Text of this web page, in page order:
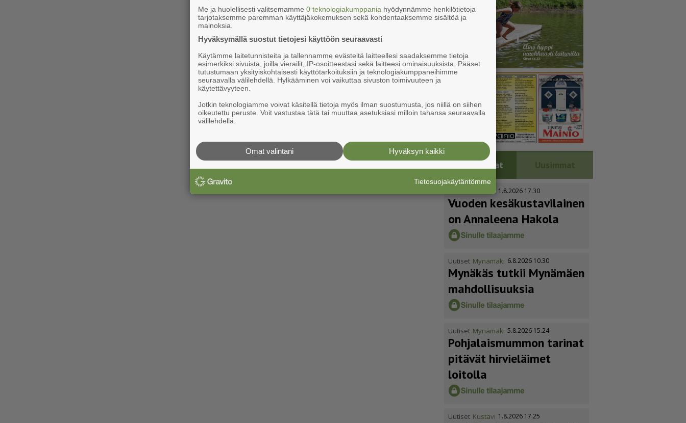
Luetuimmat Uusimmat
Kustavi 1.8.2026 17.30
Vuoden kesäkus­ta­vi­lainen
on Annaleena Hakola
Uutiset Mynämäki 6.8.2026 10.30
Mynäkäs tutkii Mynämäen
mahdol­li­suuksia
Uutiset Mynämäki 5.8.2026 15.24
Pohja­lais­mummon tarinat
pitävät hirvieläimet
loitolla
Uutiset Kustavi 1.8.2026 17.25
Me ja huolellisesti valitsemamme 0 teknologiakumppania hyödynnämme henkilötietoja
tarjotaksemme paremman käyttäjäkokemuksen sekä kohdentaaksemme sisältöä ja
mainoksia.
Hyväksymällä suostut tietojesi käyttöön seuraavasti
Käytämme laitetunnisteita ja tallennamme evästeitä laitteellesi saadaksemme tietoja
esimerkiksi sivuista, joilla vierailit, IP-osoitteestasi sekä laitteesi ominaisuuksista. Pääset
tutustumaan yksityiskohtaisesti käyttötarkoituksiin ja teknologiakumppaneihimme
seuraavalla välilehdellä. Hylkääminen voi vaikuttaa sivuston toimivuuteen ja
käytettävyyteen.
Jotkin teknologiamme voivat käsitellä tietoja myös ilman suostumusta, jos niillä on siihen
oikeutettu peruste. Voit vastustaa tätä tai muuttaa asetuksiasi milloin tahansa seuraavalla
välilehdellä.
Hyväksyn kaikki
Omat valintani
Tietosuojakäytäntömme